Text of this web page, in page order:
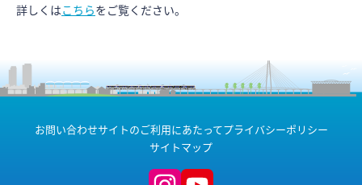
詳しくはこちらをご覧ください。
お問い合わせサイトのご利用にあたってプライバシーポリシー
サイトマップ